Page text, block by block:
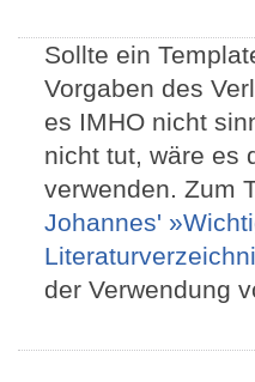
Sollte ein
Vorgaben des
es IMHO nicht
nicht tut, wäre es
verwenden. Zum
Johannes'
der Verwendung